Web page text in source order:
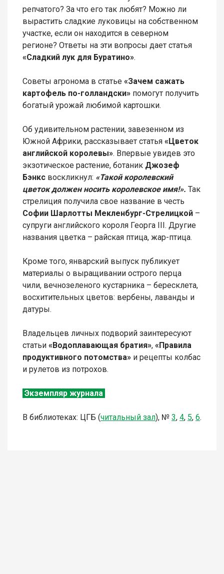
репчатого? За что его так любят? Можно ли
вырастить сладкие луковицы на собственном
участке, если он находится в северном
регионе? Ответы на эти вопросы дает статья
«Сладкий лук для Буратино».
Советы агронома в статье «Зачем сажать
картофель по-голландски» помогут получить
богатый урожай любимой картошки.
Об удивительном растении, завезенном из
Южной Африки, рассказывает статья «Цветок
английской королевы». Впервые увидев это
экзотическое растение, ботаник Джозеф
Бэнкс воскликнул: «Такой королевский
цветок должен носить королевское имя!». Так
стрелиция получила свое название в честь
Софии Шарлотты Мекленбург-Стрелицкой –
супруги английского короля Георга III. Другие
названия цветка – райская птица, жар-птица.
Кроме того, январский выпуск публикует
материалы о выращивании острого перца
чили, вечнозеленого кустарника – бересклета,
восхитительных цветов: вербены, лаванды и
датуры.
Владельцев личных подворий заинтересуют
статьи «Водоплавающая братия», «Правила
продуктивного потомства» и рецепты колбас
и рулетов из потрохов.
Экземпляр журнала
В библиотеках: ЦГБ (читальный зал), № 3, 4, 5, 6.